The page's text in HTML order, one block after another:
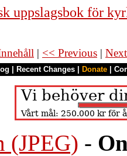
uppslagsbok för
| << Previous |
Recent Changes Donate
(JPEG) -